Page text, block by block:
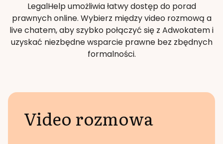
LegalHelp umożliwia łatwy dostęp do porad
prawnych online. Wybierz między video rozmową a
live chatem, aby szybko połączyć się z Adwokatem i
uzyskać niezbędne wsparcie prawne bez zbędnych
formalności.
Video rozmowa